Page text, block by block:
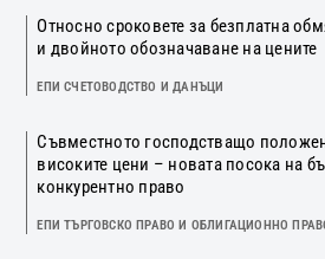
Относно сроковете за безплатна
и двойното обозначаване на цените
ЕПИ СЧЕТОВОДСТВО И ДАНЪЦИ
Съвместното господстващо
високите цени – новата посока на
конкурентно право
ЕПИ ТЪРГОВСКО ПРАВО И ОБЛИГАЦИОННО